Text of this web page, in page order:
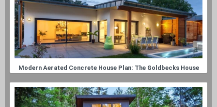
Modern Aerated Concrete House Plan: The Goldbecks House